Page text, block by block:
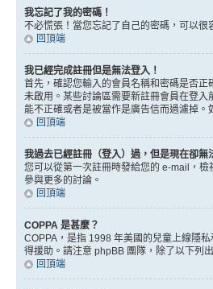
我忘記了我的密碼！
不必慌張！當您忘記了自己的密碼，可以
回頂端
我已經完成註冊但是無法登入！
首先，確認您輸入的會員名稱和密碼是否
未啟用。某些討論區需要新註冊會員在登
能不正確或者是被當作是廣告信而過濾掉
回頂端
我過去已經註冊（登入）過，但是現在卻無
您可以從第一次註冊時發給您的 e-mail，
參與更多的討論。
回頂端
COPPA 是甚麼？
COPPA，是指 1998 年美國的兒童上線隱
得援助。請注意 phpBB 團隊，除了以下列
回頂端